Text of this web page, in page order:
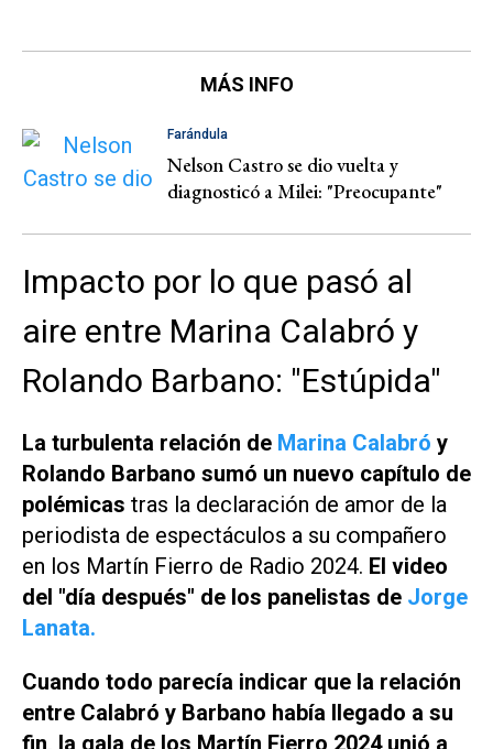
MÁS INFO
Farándula
Nelson Castro se dio vuelta y
diagnosticó a Milei: "Preocupante"
Impacto por lo que pasó al
aire entre Marina Calabró y
Rolando Barbano: "Estúpida"
La turbulenta relación de Marina Calabró y
Rolando Barbano sumó un nuevo capítulo de
polémicas tras la declaración de amor de la
periodista de espectáculos a su compañero
en los Martín Fierro de Radio 2024. El video
del "día después" de los panelistas de Jorge
Lanata.
Cuando todo parecía indicar que la relación
entre Calabró y Barbano había llegado a su